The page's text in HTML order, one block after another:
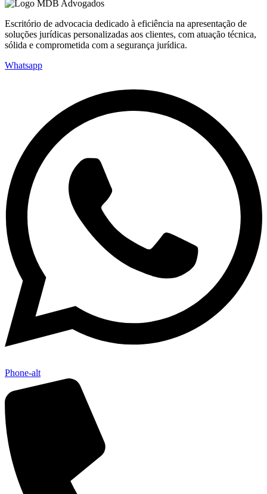
Escritório de advocacia dedicado à eficiência na apresentação de
soluções jurídicas personalizadas aos clientes, com atuação técnica,
sólida e comprometida com a segurança jurídica.
Whatsapp
Phone-alt